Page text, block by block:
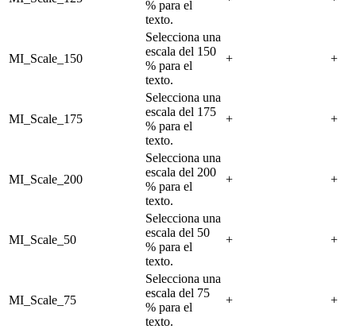
% para el
texto.
MI_Scale_150
Selecciona una
escala del 150
% para el
texto.
+ +
MI_Scale_175
Selecciona una
escala del 175
% para el
texto.
+ +
MI_Scale_200
Selecciona una
escala del 200
% para el
texto.
+ +
MI_Scale_50
Selecciona una
escala del 50
% para el
texto.
+ +
MI_Scale_75
Selecciona una
escala del 75
% para el
texto.
+ +